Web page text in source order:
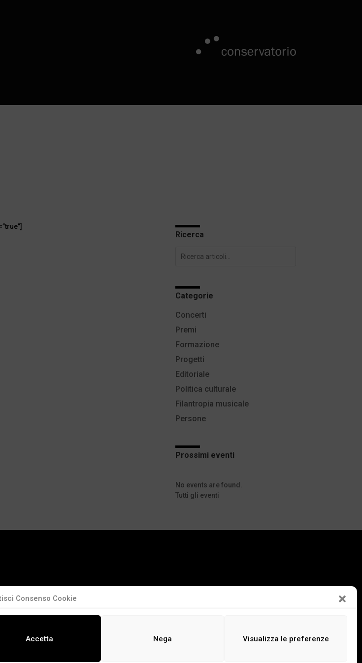
Consenso Cookie
Accetta Nega Visualizza le preferenze
Ricerca
Categorie
Editoriale
Persone
Progetti
Premi
Politica culturale
Filantropia musicale
Formazione
Concerti
Prossimi eventi
No events are found.
Tutti gli eventi